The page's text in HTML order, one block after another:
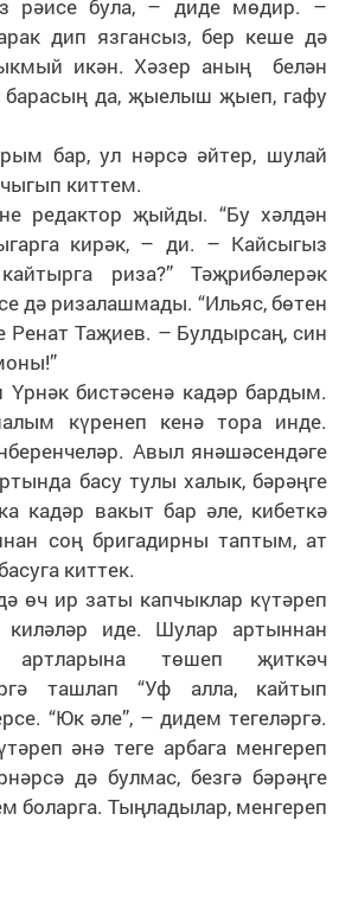
рәисе була, – диде мөдир. –
дип язгансыз, бер кеше дә
икән. Хәзер аның белән
да, җыелыш җыеп, гафу
бар, ул нәрсә әйтер, шулай
киттем.
редактор җыйды. “Бу хәлдән
кирәк, – ди. – Кайсыгыз
риза?” Тәҗрибәлерәк
дә ризалашмады. “Ильяс, бөтен
Ренат Таҗиев. – Булдырсаң, син
бистәсенә кадәр бардым.
күренеп кенә тора инде.
Авыл янәшәсендәге
басу тулы халык, бәрәңге
кадәр вакыт бар әле, кибеткә
соң бригадирны таптым, ат
киттек.
өч ир заты капчыклар күтәреп
киләләр иде. Шулар артыннан
артларына төшеп җиткәч
ташлап “Уф алла, кайтып
“Юк әле”, – дидем тегеләргә.
әнә теге арбага менгереп
дә булмас, безгә бәрәңге
боларга. Тыңладылар, менгереп